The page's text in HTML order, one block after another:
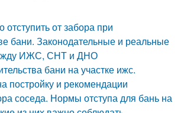
отступить от забора при
бани. Законодательные и реальные
ИЖС, СНТ и ДНО
бани на участке ижс.
постройку и рекомендации
соседа. Нормы отступа для бань на